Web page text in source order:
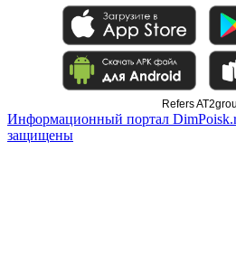
Refers
Информационный портал
защищены